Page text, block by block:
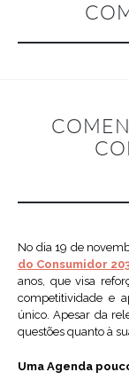
No dia 19 de
do Consumidor
anos, que visa
competitividade e
único. Apesar da
questões quanto à
Uma Agenda